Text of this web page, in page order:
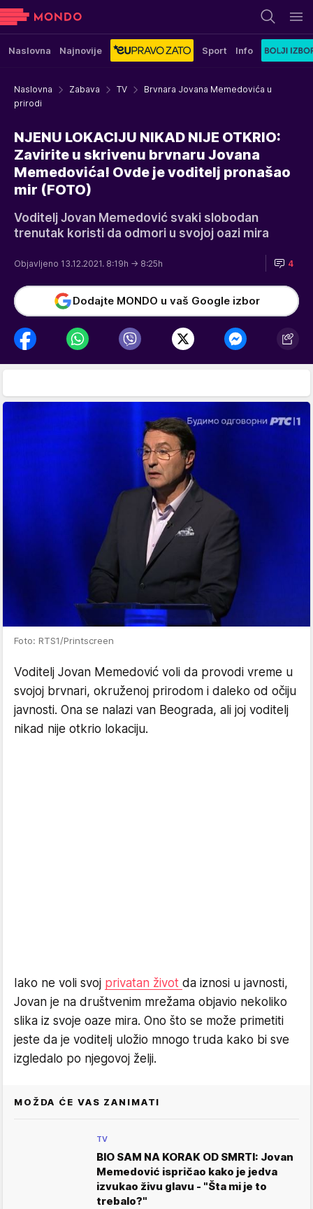
Naslovna Najnovije Sport Info
Naslovna Zabava TV
Brvnara Jovana Memedovića u
prirodi
NJENU LOKACIJU NIKAD NIJE OTKRIO:
Zavirite u skrivenu brvnaru Jovana
Memedovića! Ovde je voditelj pronašao
mir (FOTO)
Voditelj Jovan Memedović svaki slobodan
trenutak koristi da odmori u svojoj oazi mira
Objavljeno 13.12.2021. 8:19h → 8:25h 4
Dodajte MONDO u vaš Google izbor
Foto: RTS1/Printscreen
Voditelj Jovan Memedović voli da provodi vreme u
svojoj brvnari, okruženoj prirodom i daleko od očiju
javnosti. Ona se nalazi van Beograda, ali joj voditelj
nikad nije otkrio lokaciju.
Iako ne voli svoj privatan život da iznosi u javnosti,
Jovan je na društvenim mrežama objavio nekoliko
slika iz svoje oaze mira. Ono što se može primetiti
jeste da je voditelj uložio mnogo truda kako bi sve
izgledalo po njegovoj želji.
MOŽDA ĆE VAS ZANIMATI
TV
BIO SAM NA KORAK OD SMRTI: Jovan
Memedović ispričao kako je jedva
izvukao živu glavu - "Šta mi je to
trebalo?"